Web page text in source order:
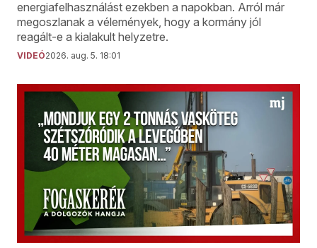
energiafelhasználást ezekben a napokban. Arról már
megoszlanak a vélemények, hogy a kormány jól
reagált-e a kialakult helyzetre.
VIDEÓ2026. aug. 5. 18:01